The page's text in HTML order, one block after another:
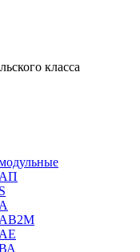
класса
АП
АВ2М